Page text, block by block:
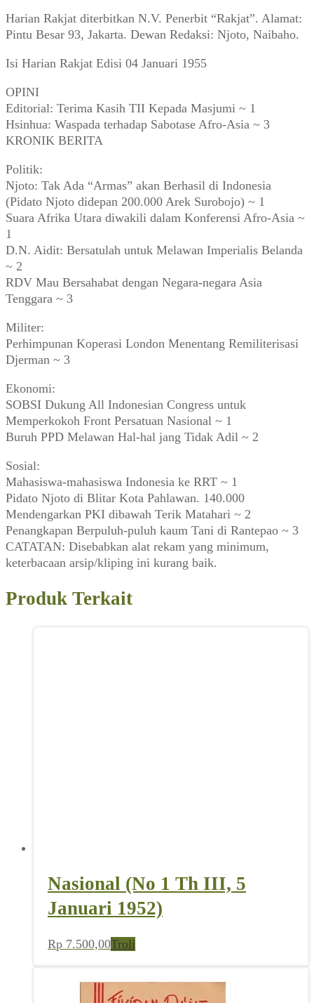
Harian Rakjat diterbitkan N.V. Penerbit “Rakjat”. Alamat:
Pintu Besar 93, Jakarta. Dewan Redaksi: Njoto, Naibaho.
Isi Harian Rakjat Edisi 04 Januari 1955
OPINI
Editorial: Terima Kasih TII Kepada Masjumi ~ 1
Hsinhua: Waspada terhadap Sabotase Afro-Asia ~ 3
KRONIK BERITA
Politik:
Njoto: Tak Ada “Armas” akan Berhasil di Indonesia
(Pidato Njoto didepan 200.000 Arek Surobojo) ~ 1
Suara Afrika Utara diwakili dalam Konferensi Afro-Asia ~
1
D.N. Aidit: Bersatulah untuk Melawan Imperialis Belanda
~ 2
RDV Mau Bersahabat dengan Negara-negara Asia
Tenggara ~ 3
Militer:
Perhimpunan Koperasi London Menentang Remiliterisasi
Djerman ~ 3
Ekonomi:
SOBSI Dukung All Indonesian Congress untuk
Memperkokoh Front Persatuan Nasional ~ 1
Buruh PPD Melawan Hal-hal jang Tidak Adil ~ 2
Sosial:
Mahasiswa-mahasiswa Indonesia ke RRT ~ 1
Pidato Njoto di Blitar Kota Pahlawan. 140.000
Mendengarkan PKI dibawah Terik Matahari ~ 2
Penangkapan Berpuluh-puluh kaum Tani di Rantepao ~ 3
CATATAN: Disebabkan alat rekam yang minimum,
keterbacaan arsip/kliping ini kurang baik.
Produk Terkait
Nasional (No 1 Th III, 5
Januari 1952)
Rp 7.500,00Troli